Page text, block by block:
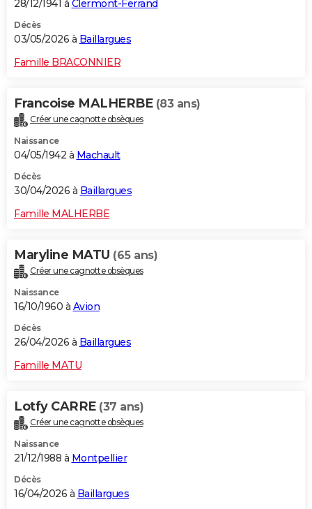
28/12/1941 à Clermont-Ferrand
Décès
03/05/2026 à Baillargues
Famille BRACONNIER
Francoise MALHERBE (83 ans)
Créer une cagnotte obsèques
Naissance
04/05/1942 à Machault
Décès
30/04/2026 à Baillargues
Famille MALHERBE
Maryline MATU (65 ans)
Créer une cagnotte obsèques
Naissance
16/10/1960 à Avion
Décès
26/04/2026 à Baillargues
Famille MATU
Lotfy CARRE (37 ans)
Créer une cagnotte obsèques
Naissance
21/12/1988 à Montpellier
Décès
16/04/2026 à Baillargues